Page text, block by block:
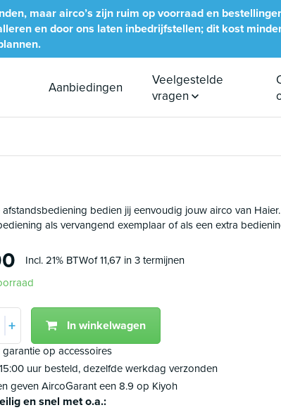
maar airco’s zijn ruim op voorraad en
en door ons laten inbedrijfstellen; dit kost
Aanbiedingen
Veelgestelde
vragen
afstandsbediening bedien jij eenvoudig jouw airco van
als vervangend exemplaar of als een extra
Incl. 21% BTWof 11,67 in 3 termijnen
+
Plus 1
In winkelwagen
op accessoires
uur besteld, dezelfde werkdag verzonden
geven AircoGarant een 8.9 op Kiyoh
en snel met o.a.: